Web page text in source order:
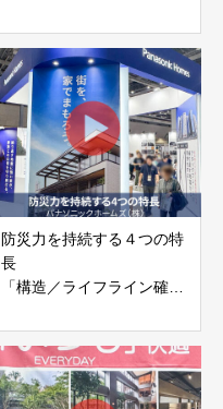
ツ
防災力を持続する４つの特
長
「構造／ライフライン確保
パナソニックホームズ株式
会社